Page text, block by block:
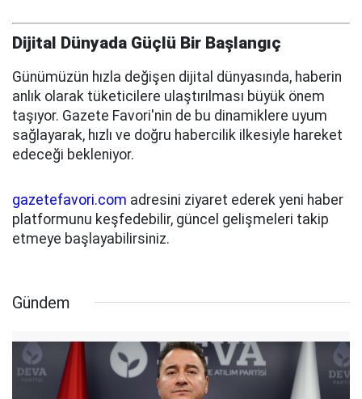
Dijital Dünyada Güçlü Bir Başlangıç
Günümüzün hızla değişen dijital dünyasında, haberin
anlık olarak tüketicilere ulaştırılması büyük önem
taşıyor. Gazete Favori'nin de bu dinamiklere uyum
sağlayarak, hızlı ve doğru habercilik ilkesiyle hareket
edeceği bekleniyor.
gazetefavori.com adresini ziyaret ederek yeni haber
platformunu keşfedebilir, güncel gelişmeleri takip
etmeye başlayabilirsiniz.
Gündem